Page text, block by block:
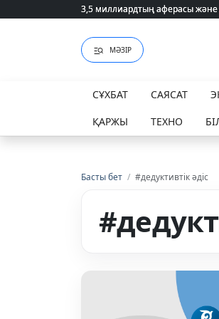
3,5 миллиардтың аферасы және
3,5 миллиардтың аферасы және
МӘЗІР
СҰХБАТ САЯСАТ
ҚАРЖЫ
ТЕХНО
Басты бет / #дедуктивтік әдіс